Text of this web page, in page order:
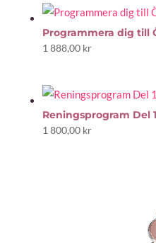
Programmera dig till
1 888,00 kr
Reningsprogram Del
1 800,00 kr